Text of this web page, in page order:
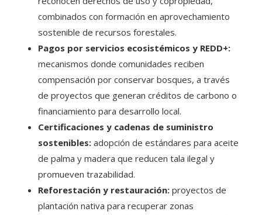
combinados con formación en aprovechamiento
sostenible de recursos forestales.
Pagos por servicios ecosistémicos y REDD+:
mecanismos donde comunidades reciben
compensación por conservar bosques, a través
de proyectos que generan créditos de carbono o
financiamiento para desarrollo local.
Certificaciones y cadenas de suministro
sostenibles: adopción de estándares para aceite
de palma y madera que reducen tala ilegal y
promueven trazabilidad.
Reforestación y restauración: proyectos de
plantación nativa para recuperar zonas